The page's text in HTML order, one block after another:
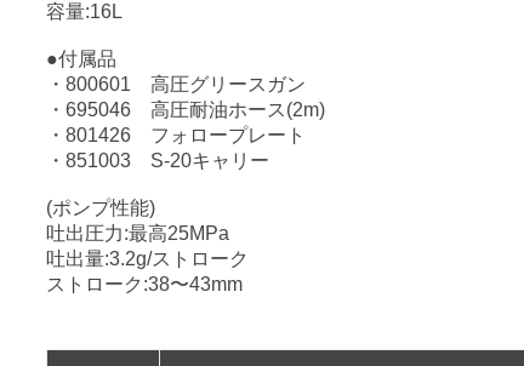
容量:16L
●付属品
・800601 高圧グリースガン
・695046 高圧耐油ホース(2m)
・801426 フォロープレート
・851003 S-20キャリー
(ポンプ性能)
吐出圧力:最高25MPa
吐出量:3.2g/ストローク
ストローク:38〜43mm